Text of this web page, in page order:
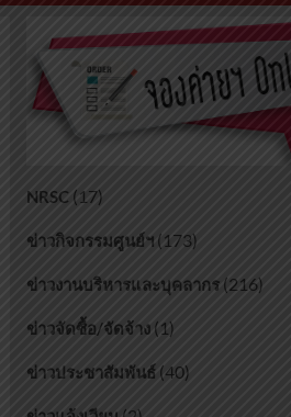
NRSC(17)
ข่าวกิจกรรมศูนย์ฯ(173)
ข่าวงานบริหารและบุคลากร(216)
ข่าวจัดซื้อ/จัดจ้าง(1)
ข่าวประชาสัมพันธ์(40)